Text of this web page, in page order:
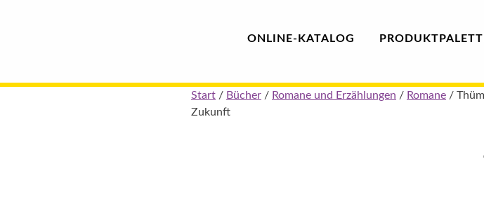
ONLINE- KATALOG PRODUKT
Skip
to
Start / Bücher / Romane und Erzählungen / Romane /
Zukunft